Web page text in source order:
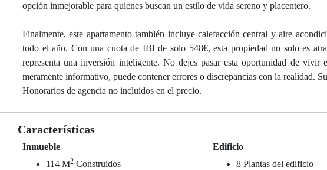
opción inmejorable para quienes buscan un estilo de vida sereno y placentero.
Finalmente, este apartamento también incluye calefacción central y aire
todo el año. Con una cuota de IBI de solo 548€, esta propiedad no solo es
representa una inversión inteligente. No dejes pasar esta oportunidad de
meramente informativo, puede contener errores o discrepancias con la realidad.
Honorarios de agencia no incluidos en el precio.
Características
Inmueble
114 M2 Construidos
Edificio
8 Plantas del edificio